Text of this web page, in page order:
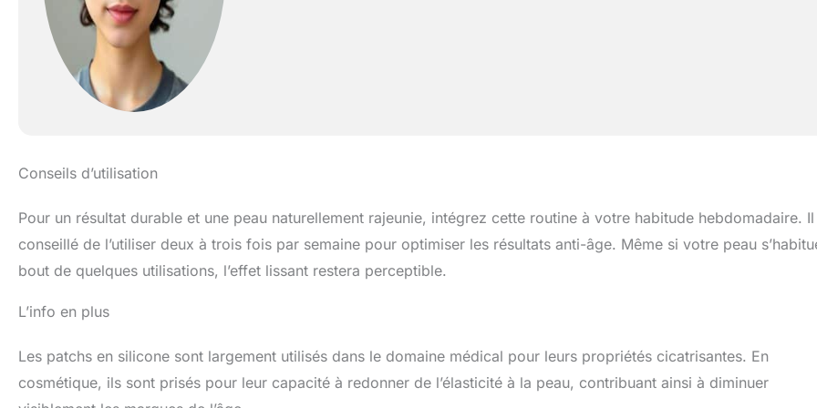
Conseils d’utilisation
Pour un résultat durable et une peau naturellement rajeunie, intégrez cette routine à votre habitude hebdomadaire.
conseillé de l’utiliser deux à trois fois par semaine pour optimiser les résultats anti-âge. Même si votre peau
bout de quelques utilisations, l’effet lissant restera perceptible.
L’info en plus
Les patchs en silicone sont largement utilisés dans le domaine médical pour leurs propriétés cicatrisantes. En
cosmétique, ils sont prisés pour leur capacité à redonner de l’élasticité à la peau, contribuant ainsi à diminuer